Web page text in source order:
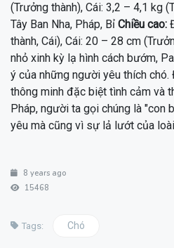
(Trưởng thành), Cái: 3,2 – 4,1 kg
Tây Ban Nha, Pháp, Bỉ Chiều cao:
thành, Cái), Cái: 20 – 28 cm
nhỏ xinh kỳ lạ hình cách bướm,
ý của những người yêu thích
thông minh đặc biệt tình cảm và
Pháp, người ta gọi chúng là "con
yêu mà cũng vì sự lả lướt của loài
8 years ago
15468
Tags: Chó